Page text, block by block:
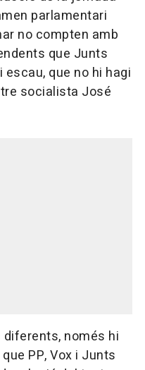
parlamentari
no compten amb
que Junts
que no hi hagi
socialista José
només hi
PP, Vox i Junts